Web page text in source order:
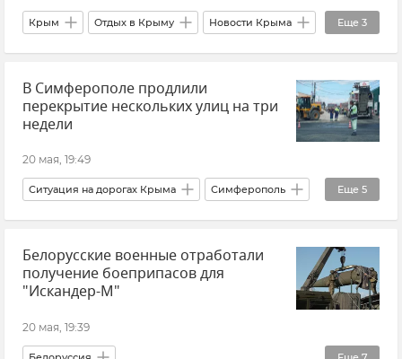
Еще 3
Крым Отдых в Крыму Новости Крыма
Керчь Рейтинг Туризм в Крыму
В Симферополе продлили
перекрытие нескольких улиц на три
недели
20 мая, 19:49
Еще 5
Ситуация на дорогах Крыма Симферополь
Крым Новости Крыма
Ремонт и строительство дорог Ремонт дорог
Ремонт и строительство дорог в Крыму
Белорусские военные отработали
получение боеприпасов для
"Искандер-М"
20 мая, 19:39